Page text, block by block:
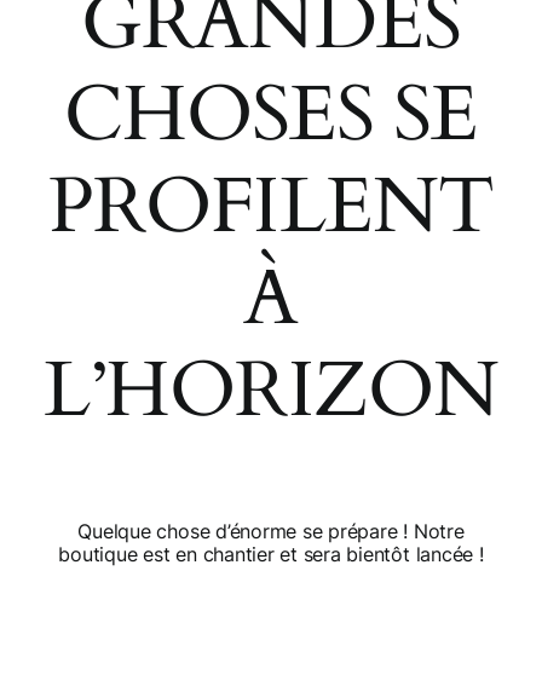
Panier
Mon compte
GRANDES
CHOSES SE
PROFILENT
À
L’HORIZON
Quelque chose d’énorme se prépare ! Notre
boutique est en chantier et sera bientôt lancée !